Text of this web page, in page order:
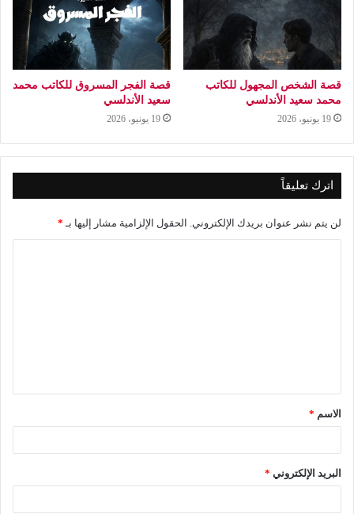
قصة الشخص المجهول للكاتب
محمد سعيد الأندلسي
19 يونيو، 2026
قصة الفجر المسروق للكاتب محمد
سعيد الأندلسي
19 يونيو، 2026
اترك تعليقاً
لن يتم نشر عنوان بريدك الإلكتروني. الحقول الإلزامية مشار إليها بـ *
ق
*
الاسم *
البريد الإلكتروني *